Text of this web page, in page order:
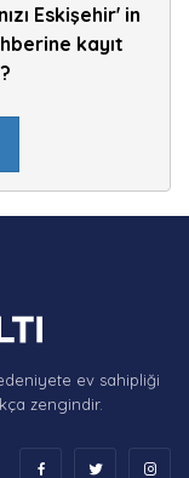
Eskişehir' in
kayıt
ev sahipliği
zengindir.